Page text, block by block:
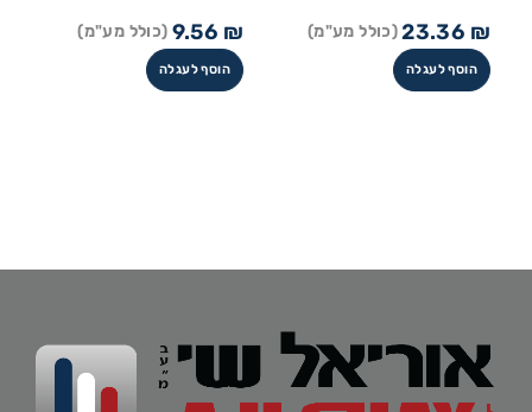
23.36 ₪ (כולל מע"מ)
הוסף לעגלה
9.56 ₪ (כולל מע"מ)
הוסף לעגלה